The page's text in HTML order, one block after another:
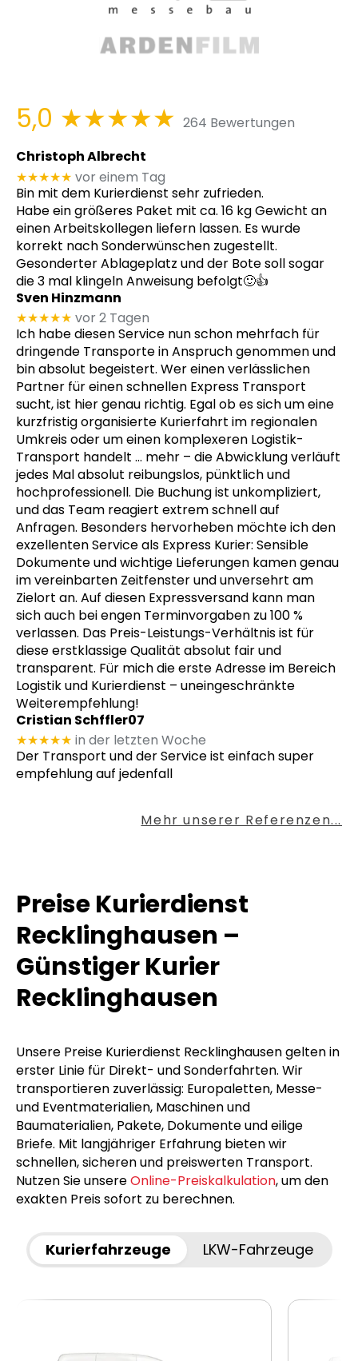
5,0 ★★★★★ 264 Bewertungen
Christoph Albrecht
★★★★★ vor einem Tag
Bin mit dem Kurierdienst sehr zufrieden.
Habe ein größeres Paket mit ca. 16 kg Gewicht an
einen Arbeitskollegen liefern lassen. Es wurde
korrekt nach Sonderwünschen zugestellt.
Gesonderter Ablageplatz und der Bote soll sogar
die 3 mal klingeln Anweisung befolgt🙂👍
Sven Hinzmann
★★★★★ vor 2 Tagen
Ich habe diesen Service nun schon mehrfach für
dringende Transporte in Anspruch genommen und
bin absolut begeistert. Wer einen verlässlichen
Partner für einen schnellen Express Transport
sucht, ist hier genau richtig. Egal ob es sich um eine
kurzfristig organisierte Kurierfahrt im regionalen
Umkreis oder um einen komplexeren Logistik-
Transport handelt … mehr – die Abwicklung verläuft
jedes Mal absolut reibungslos, pünktlich und
hochprofessionell. Die Buchung ist unkompliziert,
und das Team reagiert extrem schnell auf
Anfragen. Besonders hervorheben möchte ich den
exzellenten Service als Express Kurier: Sensible
Dokumente und wichtige Lieferungen kamen genau
im vereinbarten Zeitfenster und unversehrt am
Zielort an. Auf diesen Expressversand kann man
sich auch bei engen Terminvorgaben zu 100 %
verlassen. Das Preis-Leistungs-Verhältnis ist für
diese erstklassige Qualität absolut fair und
transparent. Für mich die erste Adresse im Bereich
Logistik und Kurierdienst – uneingeschränkte
Weiterempfehlung!
Cristian Schffler07
★★★★★ in der letzten Woche
Der Transport und der Service ist einfach super
empfehlung auf jedenfall
Mehr unserer Referenzen...
Preise Kurierdienst
Recklinghausen –
Günstiger Kurier
Recklinghausen
Unsere Preise Kurierdienst Recklinghausen gelten in
erster Linie für Direkt- und Sonderfahrten. Wir
transportieren zuverlässig: Europaletten, Messe-
und Eventmaterialien, Maschinen und
Baumaterialien, Pakete, Dokumente und eilige
Briefe. Mit langjähriger Erfahrung bieten wir
schnellen, sicheren und preiswerten Transport.
Nutzen Sie unsereOnline-Preiskalkulation, um den
exakten Preis sofort zu berechnen.
Kurierfahrzeuge LKW-Fahrzeuge